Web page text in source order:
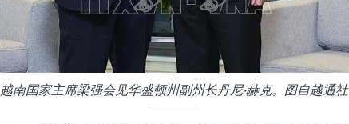
越南国家主席梁强会见华盛顿州副州长丹尼·赫克。图自越通社